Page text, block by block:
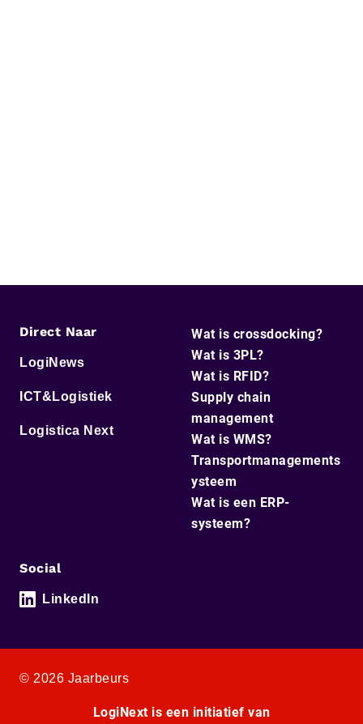
Direct Naar
LogiNews
ICT&Logistiek
Logistica Next
Wat is crossdocking?
Wat is 3PL?
Wat is RFID?
Supply chain
management
Wat is WMS?
Transportmanagements
ysteem
Wat is een ERP-
systeem?
Social
LinkedIn
© 2026 Jaarbeurs
LogiNext is een initiatief van